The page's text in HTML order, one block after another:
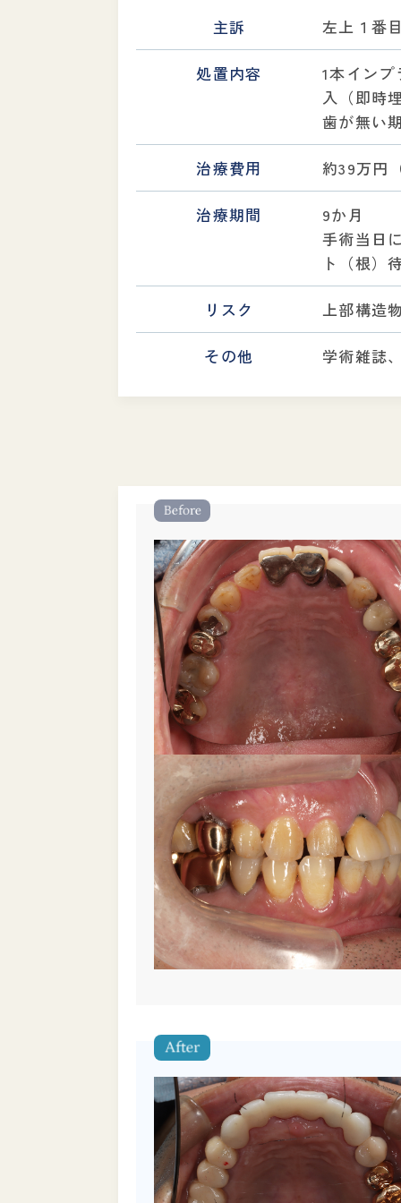
主訴 左上１番
処置内容
1本イン
入（即時
歯が無い
治療費用 約39万円
治療期間
9か月
手術当日
ト（根）
リスク 上部構造
その他 学術雑誌